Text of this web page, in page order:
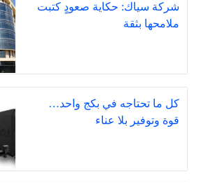
شركة سياك: حكاية صعودٍ كتبت
ملامحها بثقة
كل ما تحتاجه في بكج واحد…
قوة وتوفير بلا عناء